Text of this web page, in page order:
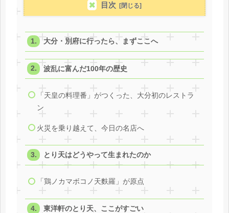
目次
大分・別府に行ったら、まずここへ
波乱に富んだ100年の歴史
「天皇の料理番」がつくった、大分初のレストラ
ン
火災を乗り越えて、今日の名店へ
とり天はどうやって生まれたのか
「鶏ノカマボコノ天麩羅」が原点
東洋軒のとり天、ここがすごい